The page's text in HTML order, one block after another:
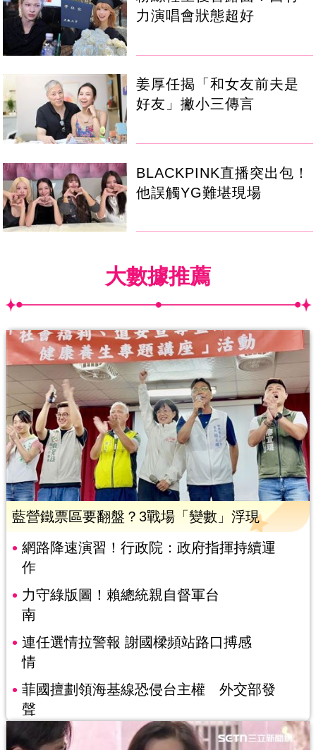
力演唱會狀態超好
姜厚任揭「和女友前夫是
好友」撇小三傳言
BLACKPINK直播突出包！
他誤觸YG難堪現場
大數據推薦
藍營鐵票區要翻盤？3戰場「變數」浮現
網路降速演習！行政院：政府指揮持續運
作
力守綠版圖！賴總統親自督軍台
南
連任選情拉警報 謝國樑頻站路口搏感
情
菲國擅劃領海基線恐侵台主權 外交部發
聲